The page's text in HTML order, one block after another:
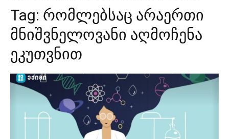
Tag: რომლებსაც არაერთი
მნიშვნელოვანი აღმოჩენა
ეკუთვნით